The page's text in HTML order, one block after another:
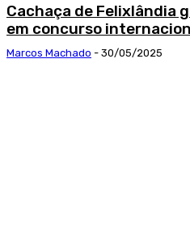
Cachaça de Felixlândia
em concurso
Marcos Machado - 30/05/2025